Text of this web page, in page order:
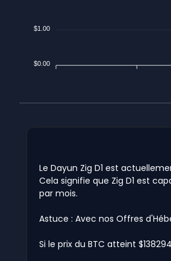
$1.00
$0.00
Le Dayun Zig D1 est
Cela signifie que Zig D1 est
par mois.
Astuce : Avec nos Offres
Si le prix du BTC atteint